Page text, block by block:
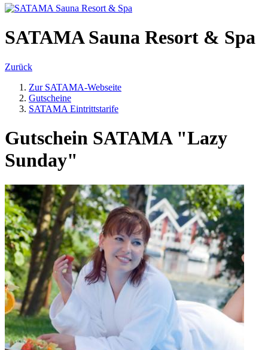
SATAMA Sauna Resort & Spa
Zurück
Zur SATAMA-Webseite
Gutscheine
SATAMA Eintrittstarife
Gutschein SATAMA "Lazy
Sunday"